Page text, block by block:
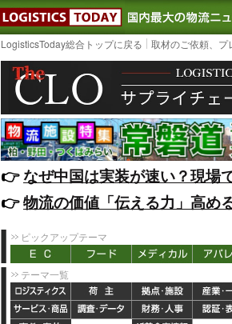
LOGISTICS
LogisticsToday総合トップに戻る 取材のご依頼、プ
👉️なぜ中国は実装が速い？現場
👉️物流の価値「伝える力」高め
ピックアップテーマ
テーマ一覧